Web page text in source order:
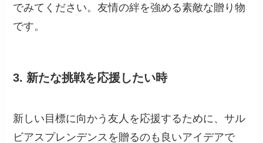
でみてください。友情の絆を強める素敵な贈り物
です。
3. 新たな挑戦を応援したい時
新しい目標に向かう友人を応援するために、サル
ビアスプレンデンスを贈るのも良いアイデアで